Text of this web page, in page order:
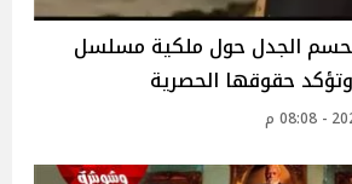
تحسم الجدل حول ملكية مسلسل
حقوقها الحصرية